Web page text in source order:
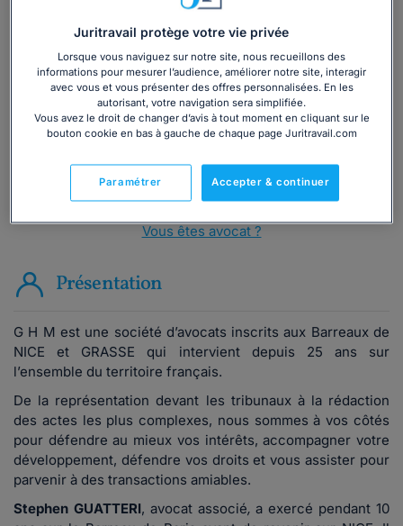
Vous souhaitez une consultation par
téléphone ?
Consulter immédiatement
01 75 75 42 33
(8h à 21h du lundi au
vendredi)
Vous êtes avocat ?
Présentation
G H M est une société d’avocats inscrits aux Barreaux de
NICE et GRASSE qui intervient depuis 25 ans sur
l’ensemble du territoire français.
De la représentation devant les tribunaux à la rédaction
des actes les plus complexes, nous sommes à vos côtés
pour défendre au mieux vos intérêts, accompagner votre
développement, défendre vos droits et vous assister pour
parvenir à des transactions amiables.
Stephen GUATTERI, avocat associé,a exercé pendant 10
Juritravail protège votre vie privée
Lorsque vous naviguez sur notre site, nous recueillons des
informations pour mesurer l’audience, améliorer notre site, interagir
avec vous et vous présenter des offres personnalisées. En les
autorisant, votre navigation sera simplifiée.
Vous avez le droit de changer d’avis à tout moment en cliquant sur le
bouton cookie en bas à gauche de chaque page Juritravail.com
Accepter & continuer
Paramétrer